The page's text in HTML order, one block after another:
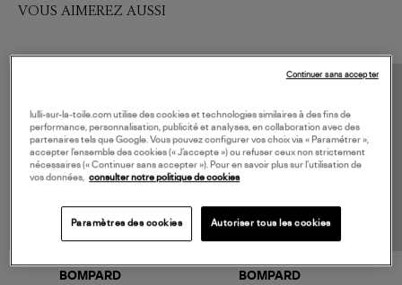
VOUS AIMEREZ AUSSI
BOMPARD BOMPARD
lulli-sur-la-toile.com utilise des cookies et technologies similaires à des fins de
performance, personnalisation, publicité et analyses, en collaboration avec des
partenaires tels que Google. Vous pouvez configurer vos choix via « Paramétrer »,
accepter l’ensemble des cookies (« J’accepte ») ou refuser ceux non strictement
nécessaires (« Continuer sans accepter »). Pour en savoir plus sur l’utilisation de
vos données,
consulter notre politique de cookies
Paramètres des cookies Autoriser tous les cookies
Continuer sans accepter